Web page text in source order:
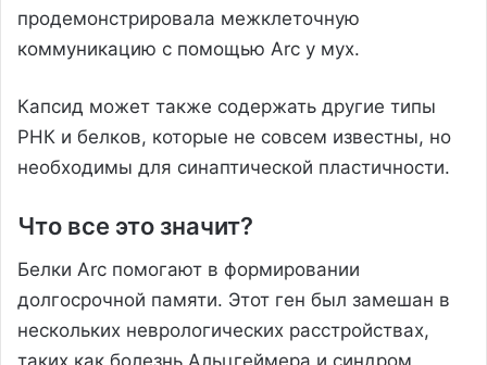
продемонстрировала межклеточную
коммуникацию с помощью Arc у мух.
Капсид может также содержать другие типы
РНК и белков, которые не совсем известны, но
необходимы для синаптической пластичности.
Что все это значит?
Белки Arc помогают в формировании
долгосрочной памяти. Этот ген был замешан в
нескольких неврологических расстройствах,
таких как болезнь Альцгеймера и синдром